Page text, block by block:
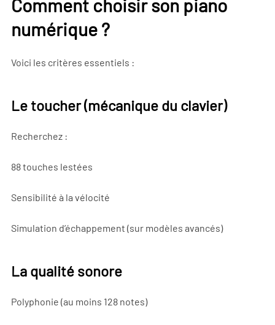
Comment choisir son piano
numérique ?
Voici les critères essentiels :
Le toucher (mécanique du clavier)
Recherchez :
88 touches lestées
Sensibilité à la vélocité
Simulation d’échappement (sur modèles avancés)
La qualité sonore
Polyphonie (au moins 128 notes)